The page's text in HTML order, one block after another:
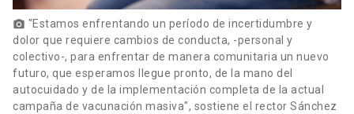
photo_camera "Estamos enfrentando un período de incertidumbre y
dolor que requiere cambios de conducta, -personal y
colectivo-, para enfrentar de manera comunitaria un nuevo
futuro, que esperamos llegue pronto, de la mano del
autocuidado y de la implementación completa de la actual
campaña de vacunación masiva", sostiene el rector Sánchez